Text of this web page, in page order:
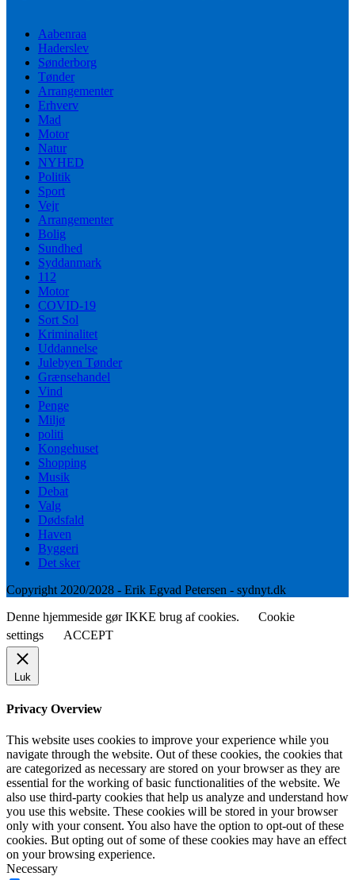
Aabenraa
Haderslev
Sønderborg
Tønder
Arrangementer
Erhverv
Mad
Motor
Natur
NYHED
Politik
Sport
Vejr
Arrangementer
Bolig
Sundhed
Syddanmark
112
Motor
COVID-19
Sort Sol
Kriminalitet
Uddannelse
Julebyen Tønder
Grænsehandel
Vind
Penge
Miljø
politi
Kongehuset
Shopping
Musik
Debat
Valg
Dødsfald
Haven
Byggeri
Det sker
Copyright 2020/2028 - Erik Egvad Petersen - sydnyt.dk
Denne hjemmeside gør IKKE brug af cookies.
Cookie
settings
ACCEPT
Luk
Privacy Overview
This website uses cookies to improve your experience while you
navigate through the website. Out of these cookies, the cookies that
are categorized as necessary are stored on your browser as they are
essential for the working of basic functionalities of the website. We
also use third-party cookies that help us analyze and understand how
you use this website. These cookies will be stored in your browser
only with your consent. You also have the option to opt-out of these
cookies. But opting out of some of these cookies may have an effect
on your browsing experience.
Necessary